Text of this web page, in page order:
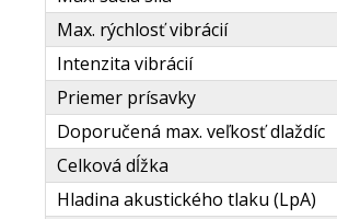
Max. rýchlosť vibrácií
Intenzita vibrácií
Priemer prísavky
Doporučená max. veľkosť dlaždíc
Celková dĺžka
Hladina akustického tlaku (LpA)